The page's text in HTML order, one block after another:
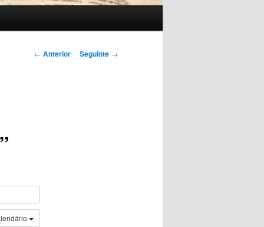
Navegação
← Anterior Seguinte →